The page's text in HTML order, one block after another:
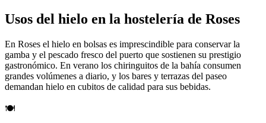
Usos del hielo en la hostelería de Roses
En Roses el hielo en bolsas es imprescindible para conservar la
gamba y el pescado fresco del puerto que sostienen su prestigio
gastronómico. En verano los chiringuitos de la bahía consumen
grandes volúmenes a diario, y los bares y terrazas del paseo
demandan hielo en cubitos de calidad para sus bebidas.
🍽️